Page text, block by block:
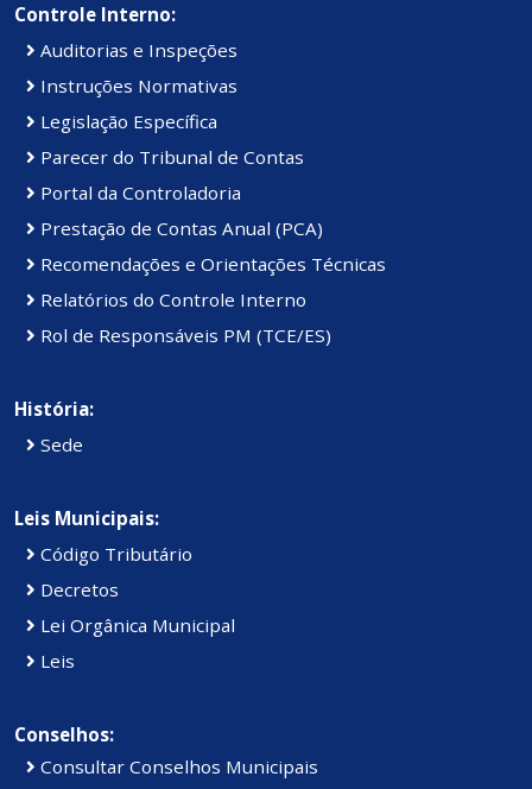
Controle Interno:
Auditorias e Inspeções
Instruções Normativas
Legislação Específica
Parecer do Tribunal de Contas
Portal da Controladoria
Prestação de Contas Anual (PCA)
Recomendações e Orientações Técnicas
Relatórios do Controle Interno
Rol de Responsáveis PM (TCE/ES)
História:
Sede
Leis Municipais:
Código Tributário
Decretos
Lei Orgânica Municipal
Leis
Conselhos:
Consultar Conselhos Municipais